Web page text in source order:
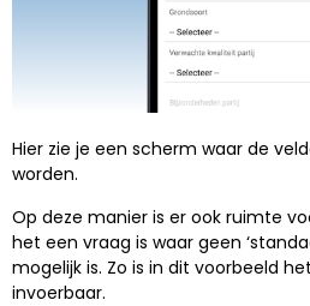
Hier zie je een scherm waar de
worden.
Op deze manier is er ook ruimte
het een vraag is waar geen
mogelijk is. Zo is in dit voorbeeld
invoerbaar.